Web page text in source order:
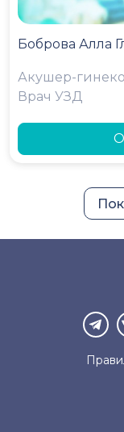
Боброва Алла
Акушер-
Врач УЗД